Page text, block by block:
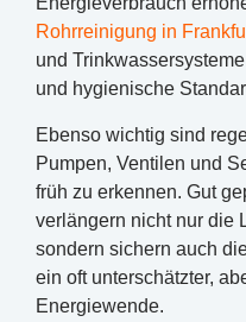
Rohrreinigung in
und
und hygienische
Ebenso wichtig sind
Pumpen, Ventilen und
früh zu erkennen. Gut
verlängern nicht nur die
sondern sichern auch
ein oft unterschätzter,
Energiewende.